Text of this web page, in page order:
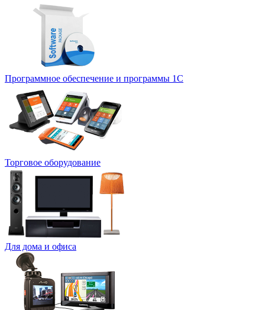
Программное обеспечение и программы 1С
Торговое оборудование
Для дома и офиса